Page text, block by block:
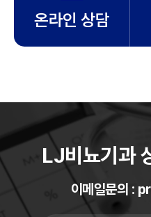
온라인 상담
LJ비뇨기과
이메일문의 :